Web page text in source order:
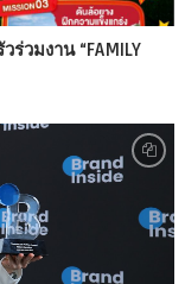
วมงาน “FAMILY